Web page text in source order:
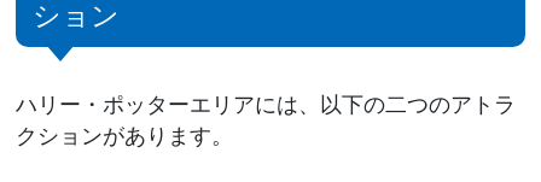
ション
ハリー・ポッターエリアには、以下の二つのアトラ
クションがあります。